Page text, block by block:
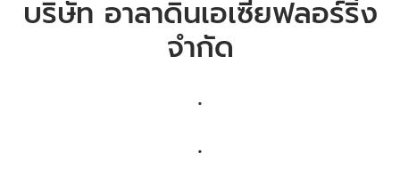
บริษัท อาลาดินเอเซียฟลอร์ริ่ง
จำกัด
.
.